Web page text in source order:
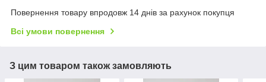
Повернення товару впродовж 14 днів за рахунок покупця
Всі умови повернення
З цим товаром також замовляють